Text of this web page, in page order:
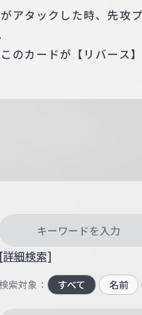
がアタックした時、先
このカードが【リバー
[詳細検索]
検索対象： すべて 名前